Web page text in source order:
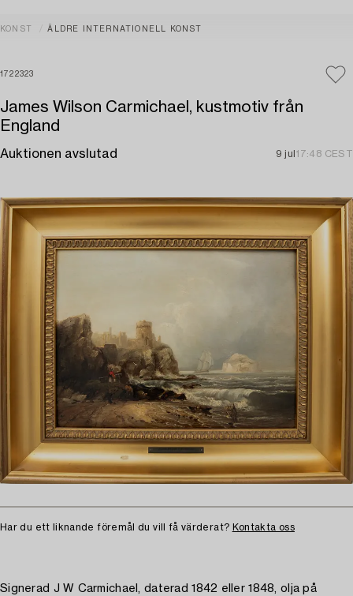
KONST ÄLDRE INTERNATIONELL KONST
1722323
James Wilson Carmichael, kustmotiv från
England
Auktionen avslutad 9 jul 17:48 CEST
Har du ett liknande föremål du vill få värderat? Kontakta oss
Signerad J W Carmichael, daterad 1842 eller 1848, olja på